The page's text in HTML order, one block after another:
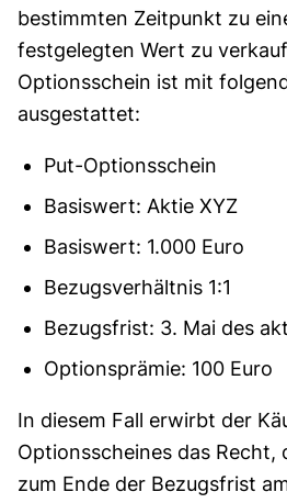
bestimmten Zeitpunkt zu
festgelegten Wert zu
Optionsschein ist mit
ausgestattet:
Put-Optionsschein
Basiswert: Aktie XYZ
Basiswert: 1.000 Euro
Bezugsverhältnis 1:1
Bezugsfrist: 3. Mai des
Optionsprämie: 100 Euro
In diesem Fall erwirbt der
Optionsscheines das Recht,
zum Ende der Bezugsfrist